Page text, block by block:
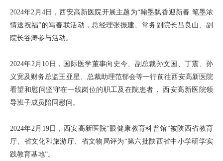
2024年2月4日，西安高新医院开展主题为“翰墨飘香迎新春 笔墨浓
情送祝福”的写春联活动，总经理张振建、常务副院长吕良山、副
院长谷涛参与活动。
2024年2月10日，国际医学董事向史今、副总裁孙文国、丁震、孙
义宽及财务总监王亚星、总裁助理范郁会等一行前往西安高新医院
看望和慰问坚守在一线岗位的职工及在院患者， 西安高新医院领
导班子成员陪同慰问。
2024年2月19日，西安高新医院“眼健康教育科普馆”被陕西省教育
厅、省文化和旅游厅、省文物局评为“第六批陕西省中小学研学实
践教育基地”。